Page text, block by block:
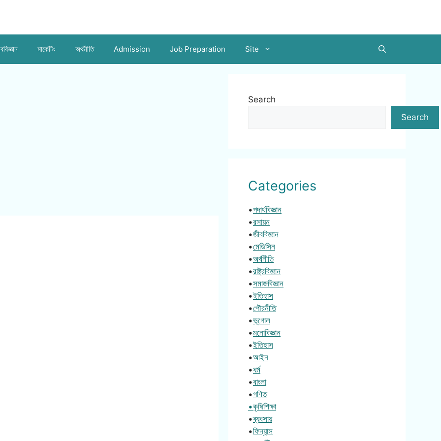
মার্কেটিং অর্থনীতি Admission Job Preparation Site
Search
Search
Categories
•পদার্থবিজ্ঞান
•রসায়ন
•জীববিজ্ঞান
•মেডিসিন
•অর্থনীতি
•রাষ্ট্রবিজ্ঞান
•সমাজবিজ্ঞান
•ইতিহাস
•পৌরনীতি
•ভূগোল
•মনোবিজ্ঞান
•ইতিহাস
•আইন
•ধর্ম
•বাংলা
•গণিত
•কৃষিশিক্ষা
•ব্যবসায়
•ফিন্যান্স